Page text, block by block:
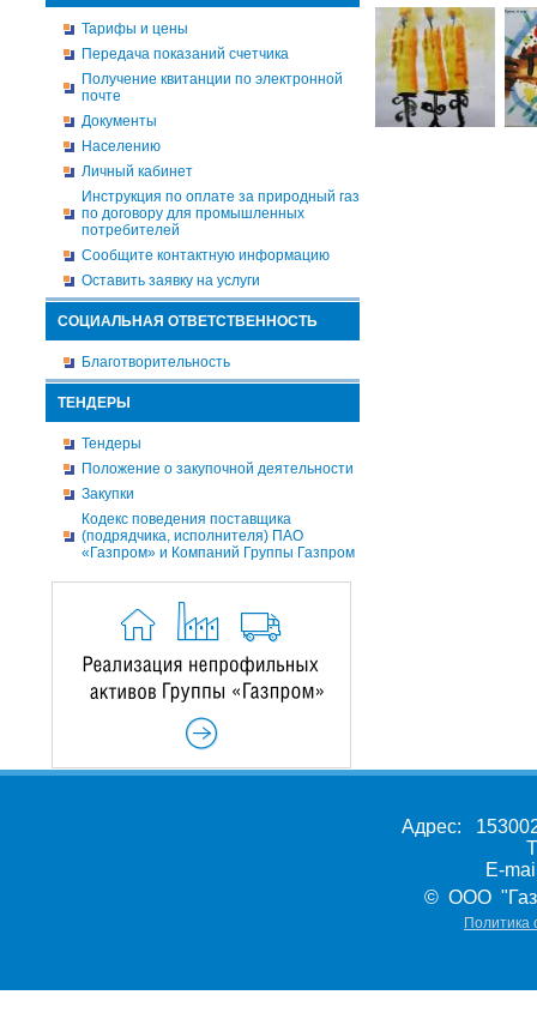
Тарифы и цены
Передача показаний счетчика
Получение квитанции по электронной
почте
Документы
Населению
Личный кабинет
Инструкция по оплате за природный газ
по договору для промышленных
потребителей
Сообщите контактную информацию
Оставить заявку на услуги
СОЦИАЛЬНАЯ ОТВЕТСТВЕННОСТЬ
Благотворительность
ТЕНДЕРЫ
Тендеры
Положение о закупочной деятельности
Закупки
Кодекс поведения поставщика
(подрядчика, исполнителя) ПАО
«Газпром» и Компаний Группы Газпром
Адрес:
E-
© ООО
Политика